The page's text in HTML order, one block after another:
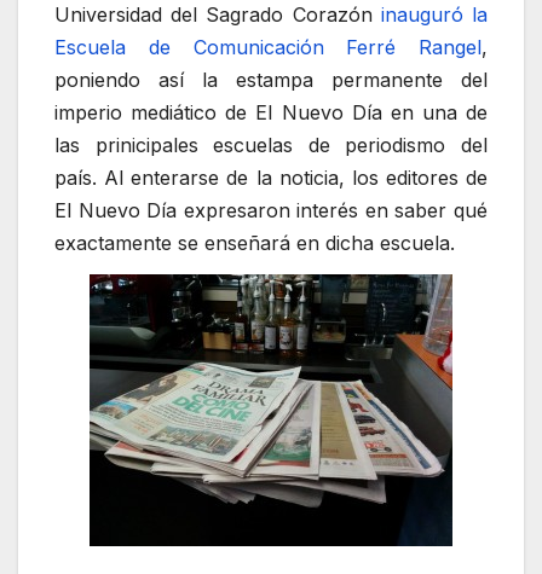
Universidad del Sagrado Corazón inauguró la
Escuela de Comunicación Ferré Rangel,
poniendo así la estampa permanente del
imperio mediático de El Nuevo Día en una de
las prinicipales escuelas de periodismo del
país. Al enterarse de la noticia, los editores de
El Nuevo Día expresaron interés en saber qué
exactamente se enseñará en dicha escuela.